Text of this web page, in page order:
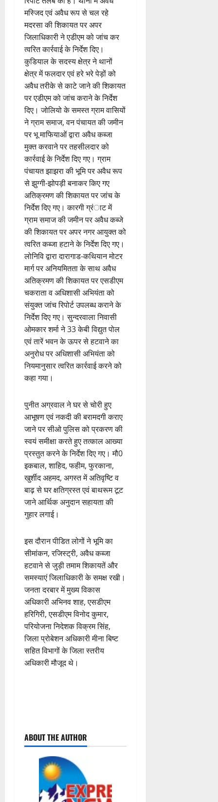
मस्जिद एवं अवैध रूप से चल रहे
मदरसा की शिकायत पर अपर
जिलाधिकारी ने एडीएम को जांच कर
त्वरित कार्रवाई के निर्देश दिए।
कुडियाल के सदस्य क्षेत्र ने थानों
क्षेत्र में फलदार एवं हरे भरे पेड़ों को
अवैध तरीके से काटे जाने की शिकायत
पर एडीएम को जांच कराने के निर्देश
दिए। जोलियो के समस्त ग्राम वासियों
ने ग्राम समाज, वन पंचायत की जमीन
पर भू माफियाओं द्वारा अवैध कब्जा
मुक्त करवाने पर तहसीलदार को
कार्रवाई के निर्देश दिए गए। ग्राम
पंचायत झाझरा की भूमि पर अवैध रूप
से झुग्गी-झोपड़ी बनाकर किए गए
अतिक्रमण की शिकायत पर जांच के
निर्देश दिए गए। कारगी ग्रंाट में
ग्राम समाज की जमीन पर अवैध कब्जे
की शिकायत पर अपर नगर आयुक्त को
त्वरित कब्जा हटाने के निर्देश दिए गए।
लोनिवि द्वारा दारागाड-कथियान मोटर
मार्ग पर अनियमितता के साथ अवैध
अतिक्रमण की शिकायत पर एसडीएम
चकराता व अधिशासी अभियंता को
संयुक्त जांच रिपोर्ट उपलब्ध कराने के
निर्देश दिए गए। सुन्दरवाला निवासी
ओमकार शर्मा ने 33 केबी विद्युत पोल
एवं तारें भवन के ऊपर से हटवाने का
अनुरोध पर अधिशासी अभियंता को
नियमानुसार त्वरित कार्रवाई करने को
कहा गया।
पुनीत अग्रवाल ने घर से चोरी हुए
आभूषण एवं नकदी की बरामदगी कराए
जाने पर सीओ पुलिस को प्रकरण की
स्वयं समीक्षा करते हुए तत्काल आख्या
प्रस्तुत करने के निर्देश दिए गए। मौ0
इकबाल, शाहिद, फहीम, फुरकाना,
खुर्शीद अहमद, अगस्त में अतिवृष्टि व
बाढ़ से घर क्षतिग्रस्त एवं बाथरूम टूट
जाने आर्थिक अनुदान सहायता की
गुहार लगाई।
इस दौरान पीडित लोगों ने भूमि का
सीमांकन, रजिस्ट्री, अवैध कब्जा
हटवाने से जुड़ी तमाम शिकायतें और
समस्याएं जिलाधिकारी के समक्ष रखी।
जनता दरबार में मुख्य विकास
अधिकारी अभिनव शाह, एसडीएम
हरिगिरी, एसडीएम विनोद कुमार,
परियोजना निदेशक विक्रम सिंह,
जिला प्रोबेशन अधिकारी मीना बिष्ट
सहित विभागों के जिला स्तरीय
अधिकारी मौजूद थे।
o
ABOUT THE AUTHOR